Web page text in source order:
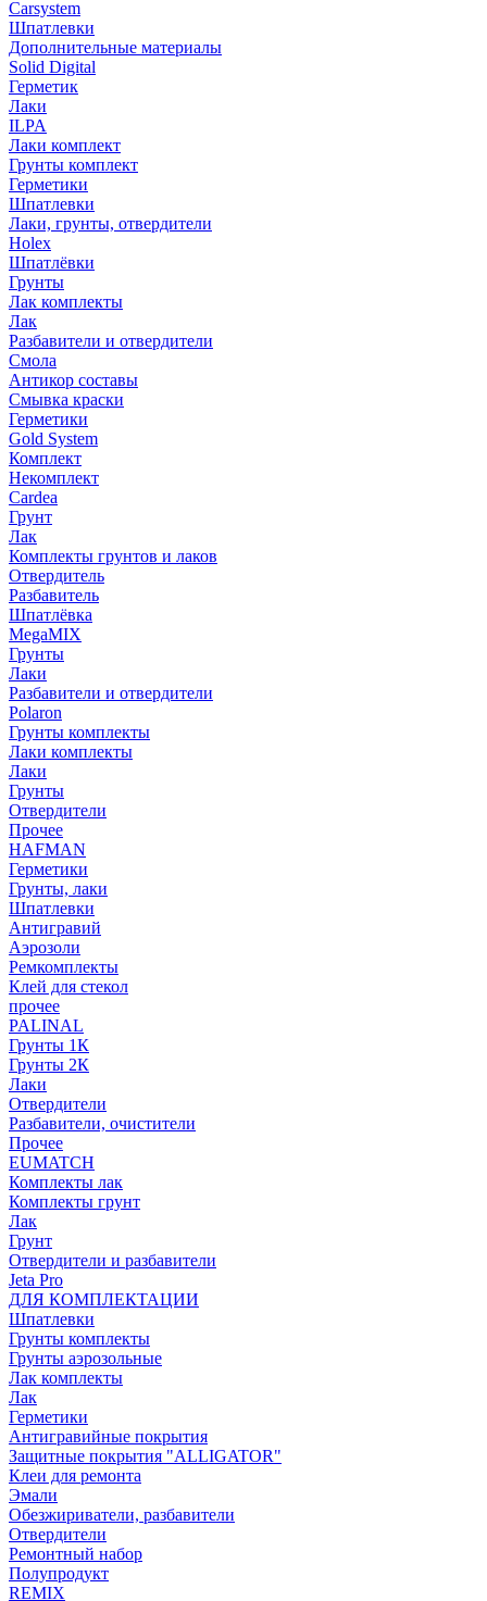
Carsystem
Шпатлевки
Дополнительные материалы
Solid Digital
Герметик
Лаки
ILPA
Лаки комплект
Грунты комплект
Герметики
Шпатлевки
Лаки, грунты, отвердители
Holex
Шпатлёвки
Грунты
Лак комплекты
Лак
Разбавители и отвердители
Смола
Антикор составы
Смывка краски
Герметики
Gold System
Комплект
Некомплект
Cardea
Грунт
Лак
Комплекты грунтов и лаков
Отвердитель
Разбавитель
Шпатлёвка
MegaMIX
Грунты
Лаки
Разбавители и отвердители
Polaron
Грунты комплекты
Лаки комплекты
Лаки
Грунты
Отвердители
Прочее
HAFMAN
Герметики
Грунты, лаки
Шпатлевки
Антигравий
Аэрозоли
Ремкомплекты
Клей для стекол
прочее
PALINAL
Грунты 1К
Грунты 2К
Лаки
Отвердители
Разбавители, очистители
Прочее
EUMATCH
Комплекты лак
Комплекты грунт
Лак
Грунт
Отвердители и разбавители
Jeta Pro
ДЛЯ КОМПЛЕКТАЦИИ
Шпатлевки
Грунты комплекты
Грунты аэрозольные
Лак комплекты
Лак
Герметики
Антигравийные покрытия
Защитные покрытия "ALLIGATOR"
Клеи для ремонта
Эмали
Обезжириватели, разбавители
Отвердители
Ремонтный набор
Полупродукт
REMIX